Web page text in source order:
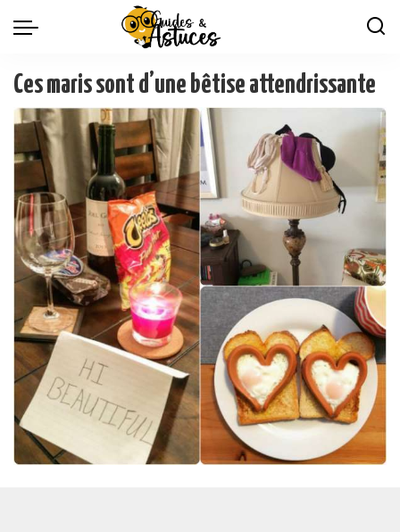
Ces maris sont d’une bêtise attendrissante